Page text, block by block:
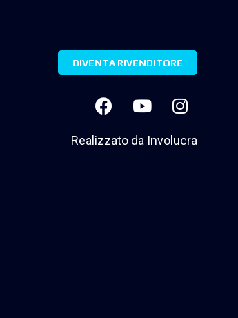
DIVENTA RIVENDITORE
Realizzato da Involucra